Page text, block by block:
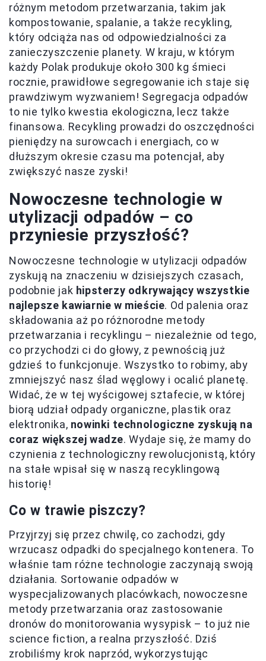
różnym metodom przetwarzania, takim jak
kompostowanie, spalanie, a także recykling,
który odciąża nas od odpowiedzialności za
zanieczyszczenie planety. W kraju, w którym
każdy Polak produkuje około 300 kg śmieci
rocznie, prawidłowe segregowanie ich staje się
prawdziwym wyzwaniem! Segregacja odpadów
to nie tylko kwestia ekologiczna, lecz także
finansowa. Recykling prowadzi do oszczędności
pieniędzy na surowcach i energiach, co w
dłuższym okresie czasu ma potencjał, aby
zwiększyć nasze zyski!
Nowoczesne technologie w
utylizacji odpadów – co
przyniesie przyszłość?
Nowoczesne technologie w utylizacji odpadów
zyskują na znaczeniu w dzisiejszych czasach,
podobnie jak hipsterzy odkrywający wszystkie
najlepsze kawiarnie w mieście. Od palenia oraz
składowania aż po różnorodne metody
przetwarzania i recyklingu – niezależnie od tego,
co przychodzi ci do głowy, z pewnością już
gdzieś to funkcjonuje. Wszystko to robimy, aby
zmniejszyć nasz ślad węglowy i ocalić planetę.
Widać, że w tej wyścigowej sztafecie, w której
biorą udział odpady organiczne, plastik oraz
elektronika, nowinki technologiczne zyskują na
coraz większej wadze. Wydaje się, że mamy do
czynienia z technologiczny rewolucjonistą, który
na stałe wpisał się w naszą recyklingową
historię!
Co w trawie piszczy?
Przyjrzyj się przez chwilę, co zachodzi, gdy
wrzucasz odpadki do specjalnego kontenera. To
właśnie tam różne technologie zaczynają swoją
działania. Sortowanie odpadów w
wyspecjalizowanych placówkach, nowoczesne
metody przetwarzania oraz zastosowanie
dronów do monitorowania wysypisk – to już nie
science fiction, a realna przyszłość. Dziś
zrobiliśmy krok naprzód, wykorzystując